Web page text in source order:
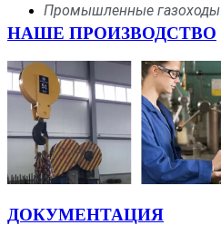
Промышленные газоходы
НАШЕ ПРОИЗВОДСТВО
ДОКУМЕНТАЦИЯ